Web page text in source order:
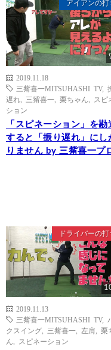
アイアンの打
2019.11.18
三觜喜一MITSUHASHI TV,
遅れ
三觜喜一 栗ちゃん
スピ
ション
「スピネーション」を勘
すると「振り遅れ」にし
りません by 三觜喜一プ
ドライバーの
2019.11.13
三觜喜一MITSUHASHI TV,
クスイング
三觜喜一 左肩
栗
ん
スピネーション